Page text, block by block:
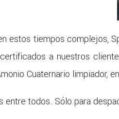
estos tiempos complejos,
a nuestros
Cuaternario limpiador,
entre todos. Sólo para